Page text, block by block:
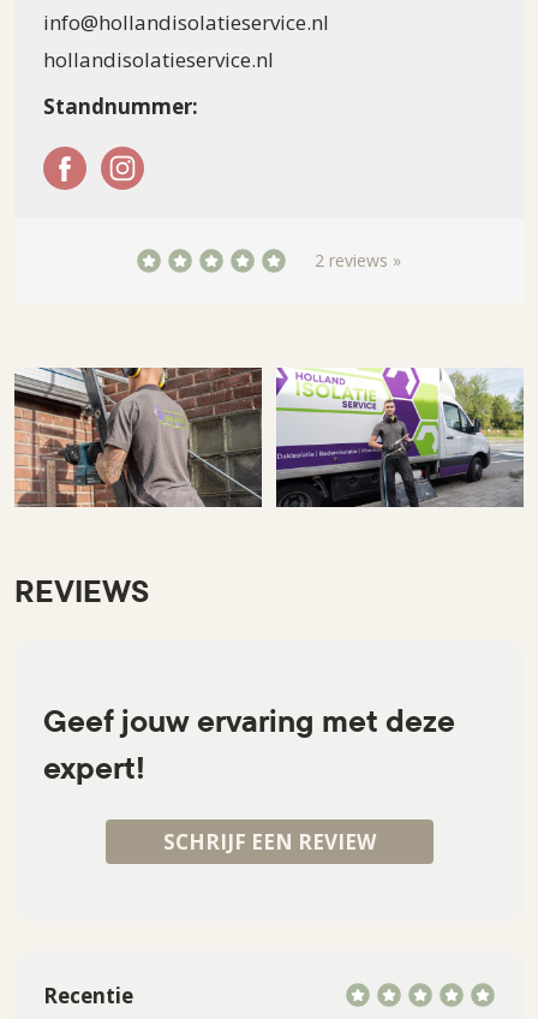
info@hollandisolatieservice.nl
hollandisolatieservice.nl
Standnummer:
2 reviews »
REVIEWS
Recentie
Geef jouw ervaring met deze
expert!
SCHRIJF EEN REVIEW